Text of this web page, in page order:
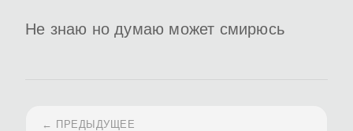
Не знаю но думаю может смирюсь
← ПРЕДЫДУЩЕЕ